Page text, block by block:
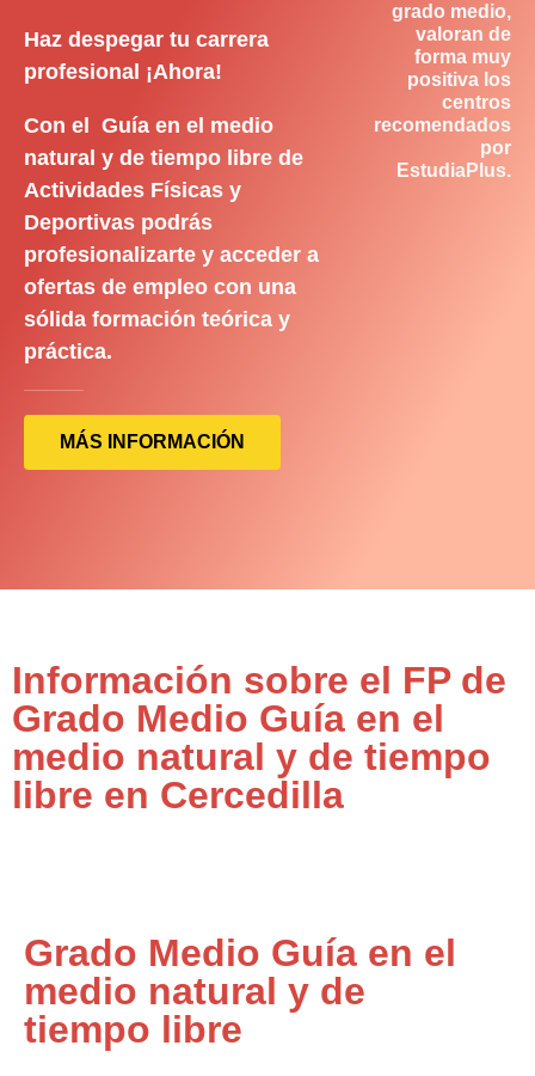
Haz despegar tu carrera
profesional ¡Ahora!
Con el Guía en el medio
natural y de tiempo libre de
Actividades Físicas y
Deportivas podrás
profesionalizarte y acceder a
ofertas de empleo con una
sólida formación teórica y
práctica.
MÁS INFORMACIÓN
grado medio,
valoran de
forma muy
positiva los
centros
recomendados
por
EstudiaPlus.
Información sobre el FP de
Grado Medio Guía en el
medio natural y de tiempo
libre en Cercedilla
Grado Medio Guía en el
medio natural y de
tiempo libre